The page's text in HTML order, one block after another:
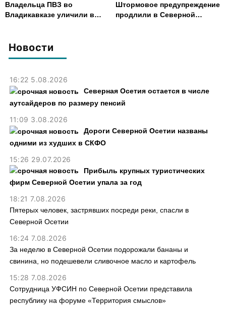
Новости
16:22 5.08.2026
Северная Осетия остается в числе
аутсайдеров по размеру пенсий
11:09 3.08.2026
Дороги Северной Осетии названы
одними из худших в СКФО
15:26 29.07.2026
Прибыль крупных туристических
фирм Северной Осетии упала за год
18:21 7.08.2026
Пятерых человек, застрявших посреди реки, спасли в
Северной Осетии
16:24 7.08.2026
За неделю в Северной Осетии подорожали бананы и
свинина, но подешевели сливочное масло и картофель
15:28 7.08.2026
Сотрудница УФСИН по Северной Осетии представила
республику на форуме «Территория смыслов»
Владельца ПВЗ во
Владикавказе уличили в
Штормовое предупреждение
продлили в Северной